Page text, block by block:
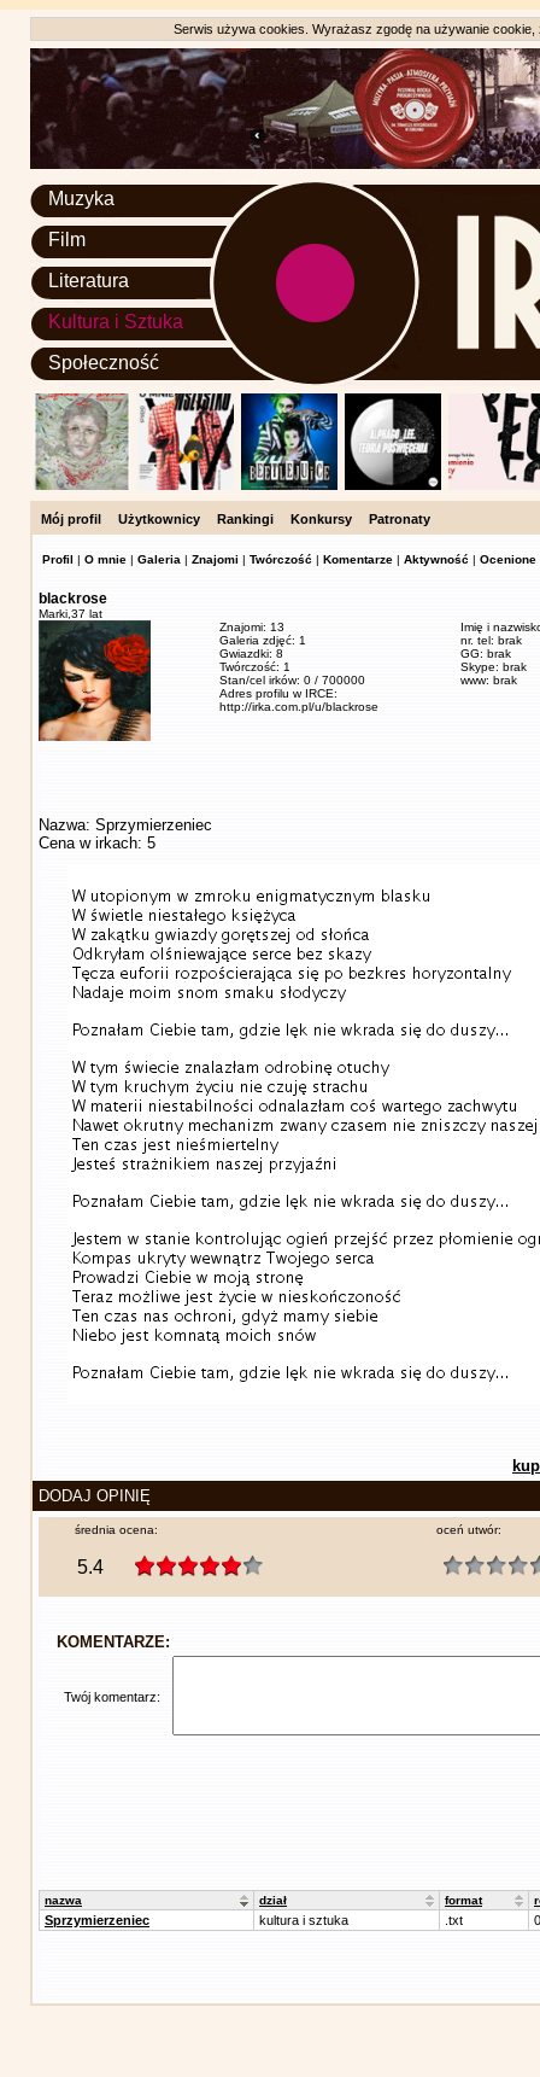
Serwis używa cookies. Wyrażasz zgodę na używanie
Muzyka
Film
Literatura
Kultura i Sztuka
Społeczność
Mój profil Użytkownicy Rankingi Konkursy Patronaty
Profil | O mnie | Galeria | Znajomi | Twórczość | Komentarze | Aktywność | Ocenione
blackrose
Marki, 37 lat
Znajomi: 13
Galeria zdjęć: 1
Gwiazdki: 8
Twórczość: 1
Stan/cel irków: 0 / 700000
Adres profilu w IRCE:
http://irka.com.pl/u/blackrose
Imię i
nr. tel: brak
GG: brak
Skype: brak
www: brak
Nazwa: Sprzymierzeniec
Cena w irkach: 5
DODAJ OPINIĘ
średnia ocena:
5.4
oceń utwór:
KOMENTARZE:
Twój komentarz:
nazwa dział format
Sprzymierzeniec kultura i sztuka .txt 0